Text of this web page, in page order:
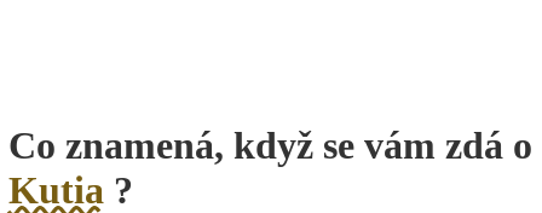
Co znamená, když se vám zdá o
Kutia ?